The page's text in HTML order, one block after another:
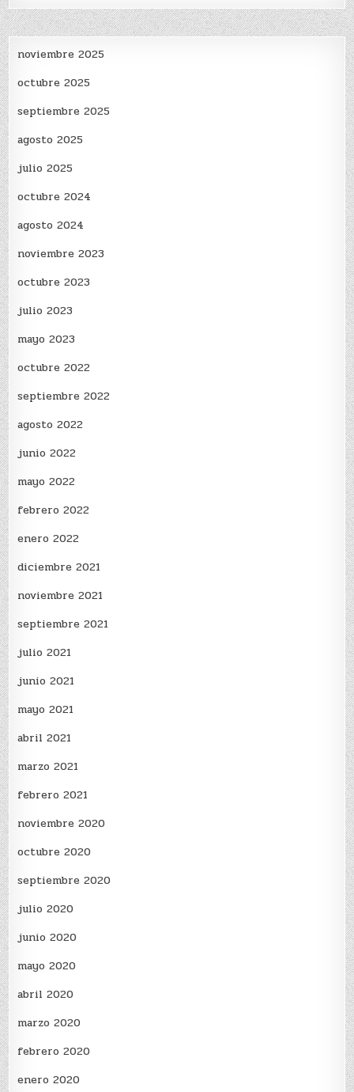
noviembre 2025
octubre 2025
septiembre 2025
agosto 2025
julio 2025
octubre 2024
agosto 2024
noviembre 2023
octubre 2023
julio 2023
mayo 2023
octubre 2022
septiembre 2022
agosto 2022
junio 2022
mayo 2022
febrero 2022
enero 2022
diciembre 2021
noviembre 2021
septiembre 2021
julio 2021
junio 2021
mayo 2021
abril 2021
marzo 2021
febrero 2021
noviembre 2020
octubre 2020
septiembre 2020
julio 2020
junio 2020
mayo 2020
abril 2020
marzo 2020
febrero 2020
enero 2020